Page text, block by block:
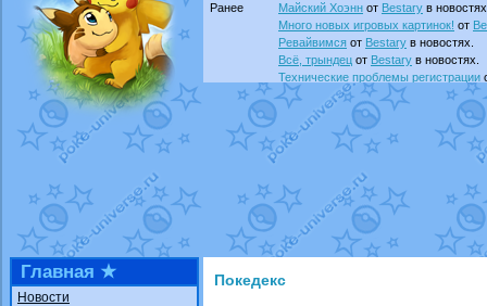
Ранее Майский Хоэнн от Bestary в
Много новых игровых картинок! от
Ревайвимся от Bestary в новостях.
Всё, трындец от Bestary в новостях.
Технические проблемы регистрации
доброе утро славянеот Dakkuв
Йолда и Мимикьюот MavisNyanCat
Недовольный котомангуст
от
The Dark Wishmakerот Randomon в
в
ilovearceus
Raging Boltот GraceDaFox
в
Shadow mismagius от
в
художник
от vicavica в фанарте.
Главная ★
Новости
Покедекс